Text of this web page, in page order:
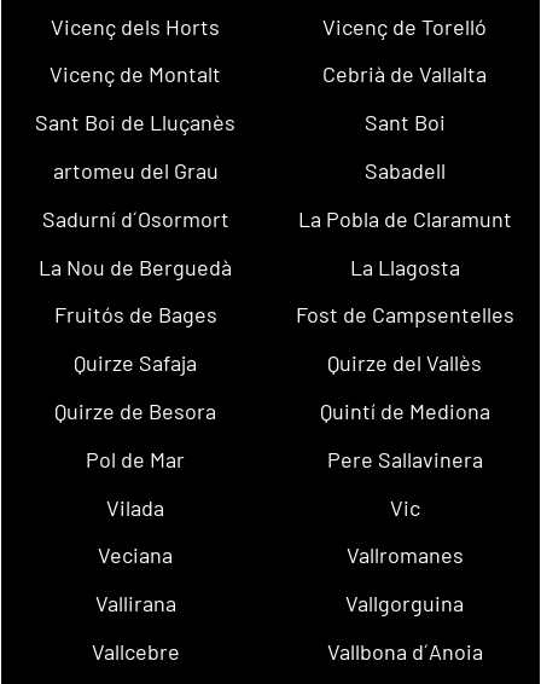
Vicenç dels Horts
Vicenç de Torelló
Vicenç de Montalt
Cebrià de Vallalta
Sant Boi de Lluçanès
Sant Boi
artomeu del Grau
Sabadell
Sadurní d´Osormort
La Pobla de Claramunt
La Nou de Berguedà
La Llagosta
Fruitós de Bages
Fost de Campsentelles
Quirze Safaja
Quirze del Vallès
Quirze de Besora
Quintí de Mediona
Pol de Mar
Pere Sallavinera
Vilada
Vic
Veciana
Vallromanes
Vallirana
Vallgorguina
Vallcebre
Vallbona d´Anoia